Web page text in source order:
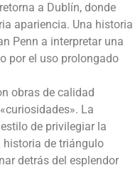
a Dublín, donde
apariencia. Una historia
Penn a interpretar una
por el uso prolongado
obras de calidad
La
de privilegiar la
historia de triángulo
detrás del esplendor